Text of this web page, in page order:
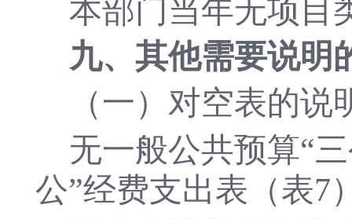
本部门当年无项目
九、其他需要说明
（一）对空表的说
无一般公共预算“
公”经费支出表 （表7